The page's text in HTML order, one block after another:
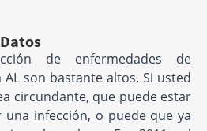
Datos
de enfermedades de
son bastante altos. Si usted
circundante, que puede estar
infección, o puede que ya